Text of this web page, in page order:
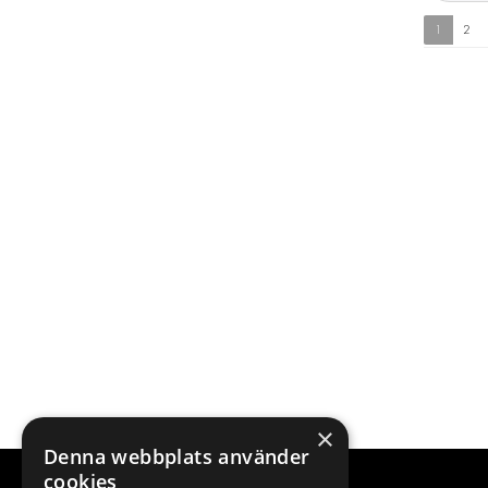
1 2
×
Denna webbplats använder
cookies